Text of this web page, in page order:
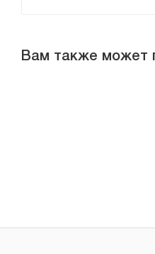
Вам также может